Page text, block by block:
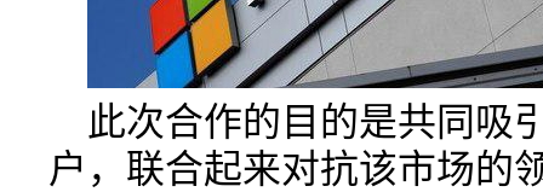
此次合作的目的是共同吸
户，联合起来对抗该市场的